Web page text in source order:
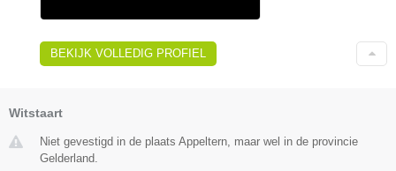
BEKIJK VOLLEDIG PROFIEL
Witstaart
Niet gevestigd in de plaats Appeltern, maar wel in de provincie
Gelderland.